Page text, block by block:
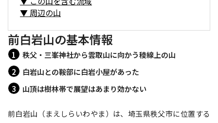
▼ 周辺の山
前白岩山の基本情報
秩父・三峯神社から雲取山に向かう稜線上の山
白岩山との鞍部に白岩小屋があった
山頂は樹林帯で展望はあまり効かない
前白岩山（まえしらいわやま）は、埼玉県秩父市に位置する